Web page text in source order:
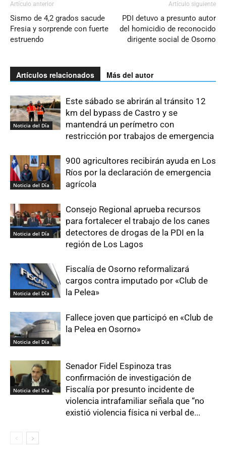
Artículo anterior
Sismo de 4,2 grados sacude
Fresia y sorprende con fuerte
estruendo
Artículo siguiente
PDI detuvo a presunto autor
del homicidio de reconocido
dirigente social de Osorno
Artículos relacionados Más del autor
Noticia del Día
Este sábado se abrirán al tránsito 12
km del bypass de Castro y se
mantendrá un perímetro con
restricción por trabajos de emergencia
Noticia del Día
900 agricultores recibirán ayuda en Los
Ríos por la declaración de emergencia
agrícola
Noticia del Día
Consejo Regional aprueba recursos
para fortalecer el trabajo de los canes
detectores de drogas de la PDI en la
región de Los Lagos
Noticia del Día
Fiscalía de Osorno reformalizará
cargos contra imputado por «Club de
la Pelea»
Noticia del Día
Fallece joven que participó en «Club de
la Pelea en Osorno»
Noticia del Día
Senador Fidel Espinoza tras
confirmación de investigación de
Fiscalía por presunto incidente de
violencia intrafamiliar señala que “no
existió violencia física ni verbal de...